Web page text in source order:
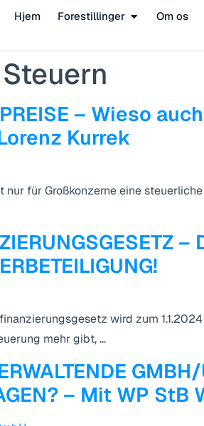
Hjem Forestillinger Om os
Steuern
– Wieso
Kurrek
für Großkonzerne eine
wird zum
mehr gibt, …
– Mit WP